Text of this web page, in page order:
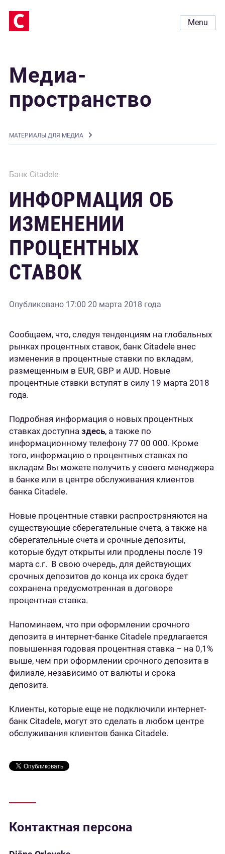
Menu
Медиа-
пространство
MАТЕРИАЛЫ ДЛЯ МЕДИА
Банк Citadele
ИНФОРМАЦИЯ ОБ
ИЗМЕНЕНИИ
ПРОЦЕНТНЫХ
СТАВОК
Опубликовано 17:00 20 марта 2018 года
Сообщаем, что, следуя тенденциям на глобальных
рынках процентных ставок, банк Citadele внес
изменения в процентные ставки по вкладам,
размещенным в EUR, GBP и AUD. Новые
процентные ставки вступят в силу 19 марта 2018
года.
Подробная информация о новых процентных
ставках доступна здесь, а также по
информационному телефону 77 00 000. Кроме
того, информацию о процентных ставках по
вкладам Вы можете получить у своего менеджера
в банке или в центре обслуживания клиентов
банка Citadele.
Новые процентные ставки распространяются на
существующие сберегательные счета, а также на
сберегательные счета и срочные депозиты,
которые будут открыты или продлены после 19
марта с.г. В свою очередь, для действующих
срочных депозитов до конца их срока будет
сохранена предусмотренная в договоре
процентная ставка.
Напоминаем, что при оформлении срочного
депозита в интернет-банке Citadele предлагается
повышенная годовая процентная ставка – на 0,1%
выше, чем при оформлении срочного депозита в
филиале, независимо от валюты и срока
депозита.
Клиенты, которые еще не подключили интернет-
банк Citadele, могут это сделать в любом центре
обслуживания клиентов банка Citadele.
Контактная персона